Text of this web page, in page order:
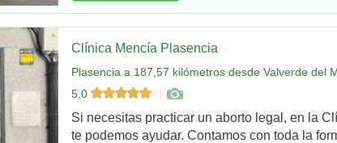
Clínica Mencía Plasencia
Plasencia a 187,57 kilómetros desde Valverde del
5,0
Si necesitas practicar un aborto legal, en la
te podemos ayudar. Contamos con toda la